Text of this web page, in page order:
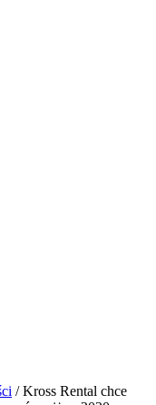
/Kross Rental chce